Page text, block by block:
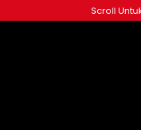
ke
Scroll